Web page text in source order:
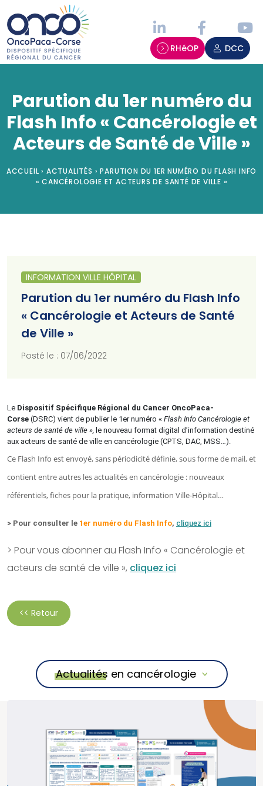
RHéOP DCC
Parution du 1er numéro du
Flash Info « Cancérologie et
Acteurs de Santé de Ville »
ACCUEIL › ACTUALITÉS › PARUTION DU 1ER NUMÉRO DU FLASH INFO
« CANCÉROLOGIE ET ACTEURS DE SANTÉ DE VILLE »
INFORMATION VILLE HÔPITAL
Parution du 1er numéro du Flash Info
« Cancérologie et Acteurs de Santé
de Ville »
Posté le : 07/06/2022
Le Dispositif Spécifique Régional du Cancer OncoPaca-
Corse (DSRC) vient de publier le 1er numéro « Flash Info Cancérologie et
acteurs de santé de ville », le nouveau format digital d’information destiné
aux acteurs de santé de ville en cancérologie (CPTS, DAC, MSS…).
Ce Flash Info est envoyé, sans périodicité définie, sous forme de mail, et
contient entre autres les actualités en cancérologie : nouveaux
référentiels, fiches pour la pratique, information Ville-Hôpital…
> Pour consulter le 1er numéro du Flash Info, cliquez ici
> Pour vous abonner au Flash Info « Cancérologie et
acteurs de santé de ville », cliquez ici
<< Retour
Actualités en cancérologie
Panneau de gestion des cookies